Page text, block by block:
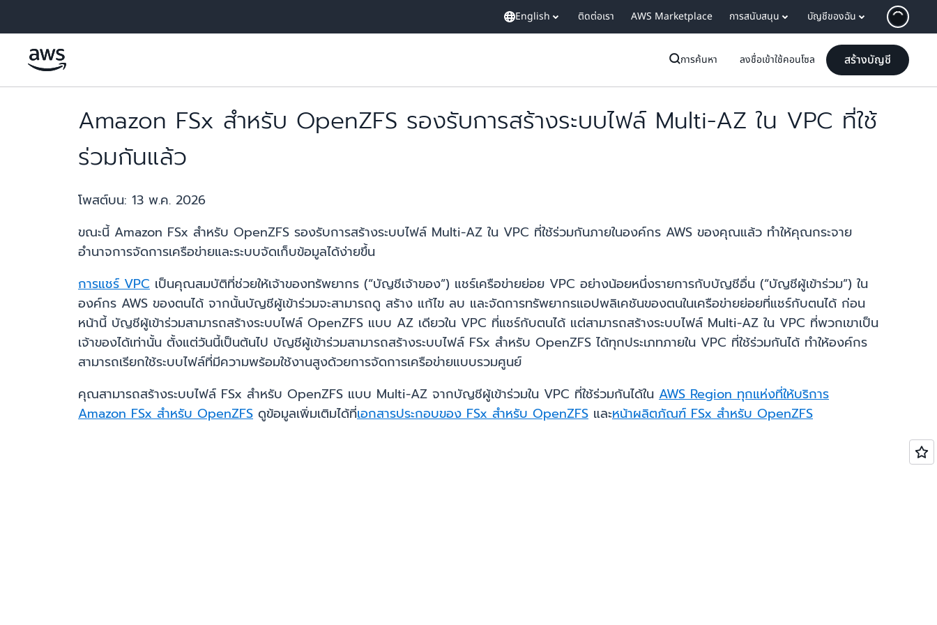
English ติดต่อเรา AWS Marketplace การสนับสนุน บัญชีของฉัน
การค้นหา ลงชื่อเข้าใช้คอนโซล สร้างบัญชี
Amazon FSx สำหรับ OpenZFS รองรับการสร้างระบบไฟล์ Multi-AZ ใน VPC ที่ใช้
ร่วมกันแล้ว
โพสต์บน: 13 พ.ค. 2026
ขณะนี้ Amazon FSx สำหรับ OpenZFS รองรับการสร้างระบบไฟล์ Multi-AZ ใน VPC ที่ใช้ร่วมกันภายในองค์กร AWS ของคุณแล้ว ทำให้คุณกระจาย
อำนาจการจัดการเครือข่ายและระบบจัดเก็บข้อมูลได้ง่ายขึ้น
การแชร์ VPC เป็นคุณสมบัติที่ช่วยให้เจ้าของทรัพยากร (“บัญชีเจ้าของ”) แชร์เครือข่ายย่อย VPC อย่างน้อยหนึ่งรายการกับบัญชีอื่น (“บัญชีผู้เข้าร่วม”) ใน
องค์กร AWS ของตนได้ จากนั้นบัญชีผู้เข้าร่วมจะสามารถดู สร้าง แก้ไข ลบ และจัดการทรัพยากรแอปพลิเคชันของตนในเครือข่ายย่อยที่แชร์กับตนได้ ก่อน
หน้านี้ บัญชีผู้เข้าร่วมสามารถสร้างระบบไฟล์ OpenZFS แบบ AZ เดียวใน VPC ที่แชร์กับตนได้ แต่สามารถสร้างระบบไฟล์ Multi-AZ ใน VPC ที่พวกเขาเป็น
เจ้าของได้เท่านั้น ตั้งแต่วันนี้เป็นต้นไป บัญชีผู้เข้าร่วมสามารถสร้างระบบไฟล์ FSx สำหรับ OpenZFS ได้ทุกประเภทภายใน VPC ที่ใช้ร่วมกันได้ ทำให้องค์กร
สามารถเรียกใช้ระบบไฟล์ที่มีความพร้อมใช้งานสูงด้วยการจัดการเครือข่ายแบบรวมศูนย์
คุณสามารถสร้างระบบไฟล์ FSx สำหรับ OpenZFS แบบ Multi-AZ จากบัญชีผู้เข้าร่วมใน VPC ที่ใช้ร่วมกันได้ใน AWS Region ทุกแห่งที่ให้บริการ
Amazon FSx สำหรับ OpenZFS ดูข้อมูลเพิ่มเติมได้ที่เอกสารประกอบของ FSx สำหรับ OpenZFS และหน้าผลิตภัณฑ์ FSx สำหรับ OpenZFS